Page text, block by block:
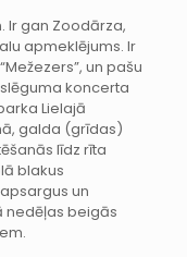
Ir gan Zoodārza,
apmeklējums. Ir
un pašu
koncerta
Lielajā
galda (grīdas)
līdz rīta
blakus
un
nedēļas beigās